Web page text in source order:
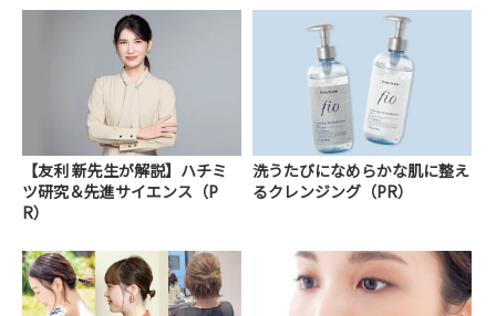
【友利 新先生が解説】ハチミ
ツ研究＆先進サイエンス（P
R）
洗うたびになめらかな肌に整え
るクレンジング（PR）